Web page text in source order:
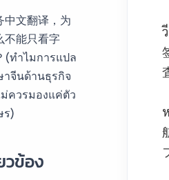
ารรับแปลภาษา
ราคาเริ่มต้น
รรับแปลภาษา
มัน ราคาเริ่ม
฿
ารรับแปลภาษา
ย ราคาเริ่มต้น
中文翻译，为
不能只看字
(ทำไมการแปล
าจีนด้านธุรกิจ
ม่ควรมองแค่ตัว
ร)
วข้อง